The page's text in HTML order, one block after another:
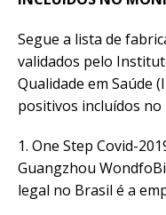
Segue a lista de
validados pelo
Qualidade em Saúde
positivos incluídos no
1. One Step Covid-
Guangzhou
legal no Brasil é a